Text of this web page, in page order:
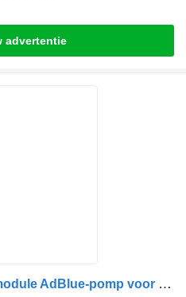
advertentie
DAF 2208766 EAS-Pompmodule AdBlue-pomp voor vrachtwagen